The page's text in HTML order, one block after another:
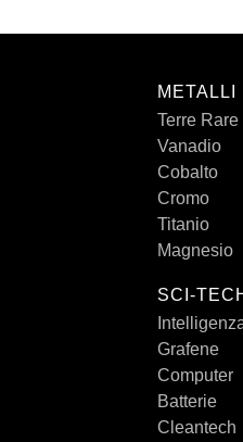
METALLI
Terre Rare
Vanadio
Cobalto
Cromo
Titanio
Magnesio
SCI-
Grafene
Computer
Batterie
Cleantech